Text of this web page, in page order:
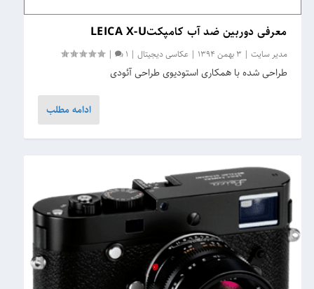
معرفی دوربین ضد آب کامپکتLEICA X-U
مدیر سایت | 3 بهمن 1394 |عکاسی دیجیتال |
1
|
طراحی شده با همکاری استودیوی طراحی آئودی
ادامه مطلب